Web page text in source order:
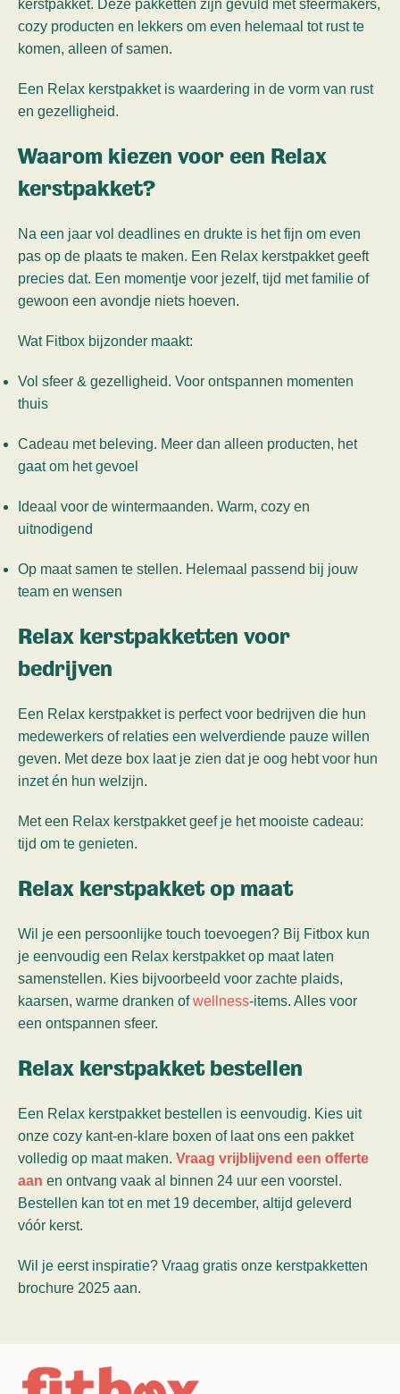
kerstpakket. Deze pakketten zijn gevuld met sfeermakers,
cozy producten en lekkers om even helemaal tot rust te
komen, alleen of samen.
Een Relax kerstpakket is waardering in de vorm van rust
en gezelligheid.
Waarom kiezen voor een Relax
kerstpakket?
Na een jaar vol deadlines en drukte is het fijn om even
pas op de plaats te maken. Een Relax kerstpakket geeft
precies dat. Een momentje voor jezelf, tijd met familie of
gewoon een avondje niets hoeven.
Wat Fitbox bijzonder maakt:
Vol sfeer & gezelligheid. Voor ontspannen momenten
thuis
Cadeau met beleving. Meer dan alleen producten, het
gaat om het gevoel
Ideaal voor de wintermaanden. Warm, cozy en
uitnodigend
Op maat samen te stellen. Helemaal passend bij jouw
team en wensen
Relax kerstpakketten voor
bedrijven
Een Relax kerstpakket is perfect voor bedrijven die hun
medewerkers of relaties een welverdiende pauze willen
geven. Met deze box laat je zien dat je oog hebt voor hun
inzet én hun welzijn.
Met een Relax kerstpakket geef je het mooiste cadeau:
tijd om te genieten.
Relax kerstpakket op maat
Wil je een persoonlijke touch toevoegen? Bij Fitbox kun
je eenvoudig een Relax kerstpakket op maat laten
samenstellen. Kies bijvoorbeeld voor zachte plaids,
kaarsen, warme dranken ofwellness-items. Alles voor
een ontspannen sfeer.
Relax kerstpakket bestellen
Een Relax kerstpakket bestellen is eenvoudig. Kies uit
onze cozy kant-en-klare boxen of laat ons een pakket
volledig op maat maken. Vraag vrijblijvend een offerte
aan en ontvang vaak al binnen 24 uur een voorstel.
Bestellen kan tot en met 19 december, altijd geleverd
vóór kerst.
Wil je eerst inspiratie? Vraag gratis onze kerstpakketten
brochure 2025 aan.